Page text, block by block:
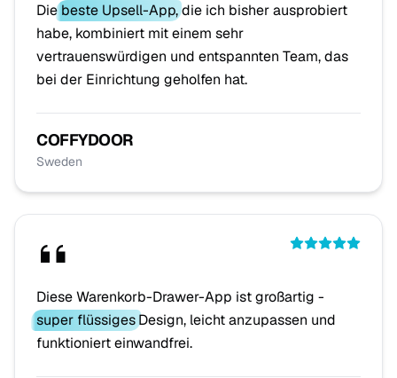
Diebeste Upsell-App, die ich bisher ausprobiert
habe, kombiniert mit einem sehr
vertrauenswürdigen und entspannten Team, das
bei der Einrichtung geholfen hat.
COFFYDOOR
Sweden
Diese Warenkorb-Drawer-App ist großartig -
super flüssigesDesign, leicht anzupassen und
funktioniert einwandfrei.